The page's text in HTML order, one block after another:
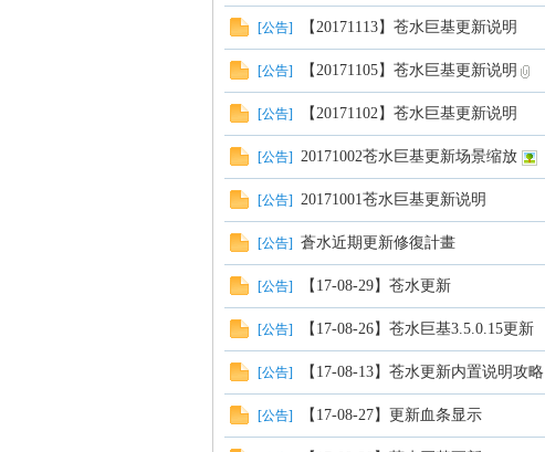
[公告] 【20171113】苍水巨基更新说明
[公告] 【20171105】苍水巨基更新说明
[公告] 【20171102】苍水巨基更新说明
[公告] 20171002苍水巨基更新场景缩放
[公告] 20171001苍水巨基更新说明
[公告] 蒼水近期更新修復計畫
[公告] 【17-08-29】苍水更新
[公告] 【17-08-26】苍水巨基3.5.0.15更新
[公告] 【17-08-13】苍水更新内置说明攻略
[公告] 【17-08-27】更新血条显示